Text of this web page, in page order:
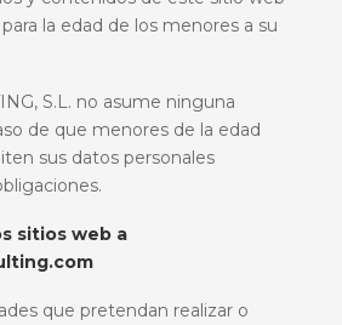
la edad de los menores a su
S.L. no asume ninguna
de que menores de la edad
sus datos personales
sitios web a
que pretendan realizar o